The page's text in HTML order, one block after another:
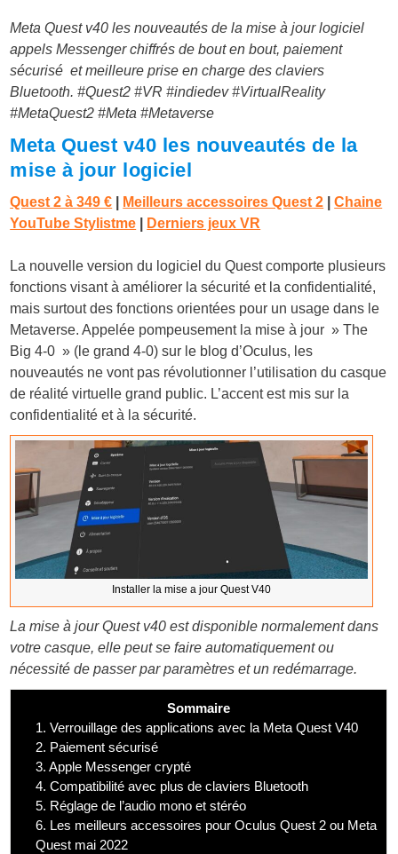
Meta Quest v40 les nouveautés de la mise à jour logiciel
appels Messenger chiffrés de bout en bout, paiement
sécurisé et meilleure prise en charge des claviers
Bluetooth.#Quest2 #VR #indiedev #VirtualReality
#MetaQuest2 #Meta #Metaverse
Meta Quest v40 les nouveautés de la
mise à jour logiciel
Quest 2 à349 € Meilleurs accessoires Quest 2 |Chaine
YouTube Stylistme
Derniers jeux VR
La nouvelle version du logiciel du Quest comporte plusieurs
fonctions visant à améliorer la sécurité et la confidentialité,
mais surtout des fonctions orientées pour un usage dans le
Metaverse. Appelée pompeusement la mise à jour » The
Big 4-0 » (le grand 4-0) sur le blog d’Oculus, les
nouveautés ne vont pas révolutionner l’utilisation du casque
de réalité virtuelle grand public. L’accent est mis sur la
confidentialité et à la sécurité.
Installer la mise a jour Quest V40
La mise à jour Quest v40 est disponible normalement dans
votre casque, elle peut se faire automatiquement ou
nécessité de passer par paramètres et un redémarrage.
Sommaire
1. Verrouillage des applications avec la Meta Quest V40
2. Paiement sécurisé
3. Apple Messenger crypté
4. Compatibilité avec plus de claviers Bluetooth
5. Réglage de l’audio mono et stéréo
6. Les meilleurs accessoires pour Oculus Quest 2 ou Meta
Quest mai 2022